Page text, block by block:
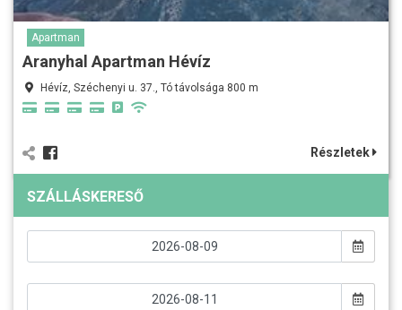
Apartman
Aranyhal Apartman Hévíz
Hévíz, Széchenyi u. 37., Tó távolsága 800 m
Részletek
SZÁLLÁSKERESŐ